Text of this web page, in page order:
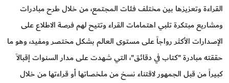
القراءة وتعزيزها بين مختلف فئات المجتمع، من خلال طرح مبادرات
ومشاريع مبتكرة تلبي اهتمامات القراء وتتيح لهم فرصة الاطلاع على
الإصدارات الأكثر رواجاً على مستوى العالم بشكل مختصر ومفيد، وهو ما
حققته مبادرة "كتاب في دقائق"، التي شهدت على مدار السنوات إقبالاً
كبيراً من قبل الجمهور لاقتناء نسخ من ملخصاتها أو قراءتها من خلال